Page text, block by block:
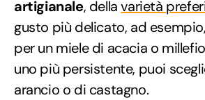
artigianale, dellavarietà
gusto più delicato, ad
per un miele di acacia o
uno più persistente, puoi
arancio o di castagno.